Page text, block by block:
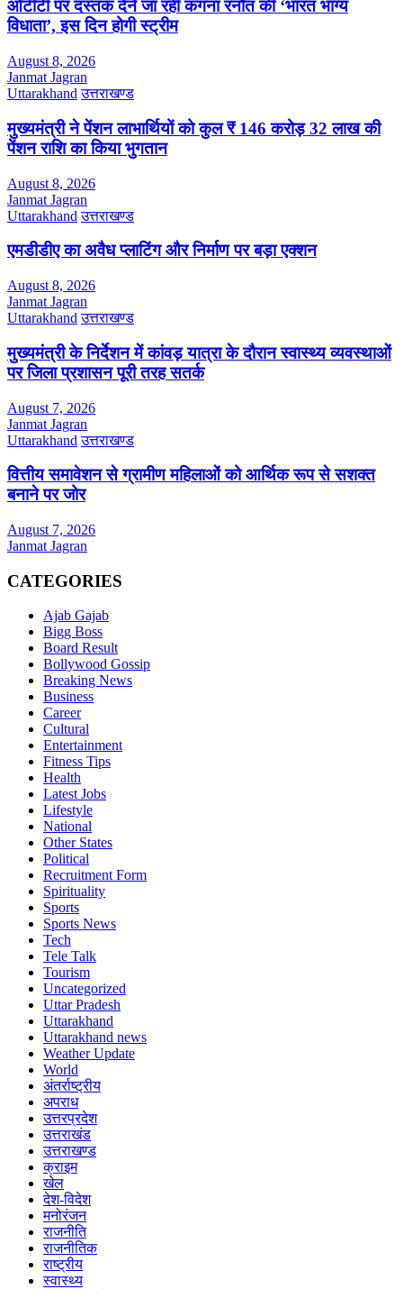
ओटीटी पर दस्तक देने जा रही कंगना रनौत की ‘भारत भाग्य
विधाता’, इस दिन होगी स्ट्रीम
August 8, 2026
Janmat Jagran
Uttarakhand उत्तराखण्ड
मुख्यमंत्री ने पेंशन लाभार्थियों को कुल ₹ 146 करोड़ 32 लाख की
पेंशन राशि का किया भुगतान
August 8, 2026
Janmat Jagran
Uttarakhand उत्तराखण्ड
एमडीडीए का अवैध प्लाटिंग और निर्माण पर बड़ा एक्शन
August 8, 2026
Janmat Jagran
Uttarakhand उत्तराखण्ड
मुख्यमंत्री के निर्देशन में कांवड़ यात्रा के दौरान स्वास्थ्य व्यवस्थाओं
पर जिला प्रशासन पूरी तरह सतर्क
August 7, 2026
Janmat Jagran
Uttarakhand उत्तराखण्ड
वित्तीय समावेशन से ग्रामीण महिलाओं को आर्थिक रूप से सशक्त
बनाने पर जोर
August 7, 2026
Janmat Jagran
CATEGORIES
Ajab Gajab
Bigg Boss
Board Result
Bollywood Gossip
Breaking News
Business
Career
Cultural
Entertainment
Fitness Tips
Health
Latest Jobs
Lifestyle
National
Other States
Political
Recruitment Form
Spirituality
Sports
Sports News
Tech
Tele Talk
Tourism
Uncategorized
Uttar Pradesh
Uttarakhand
Uttarakhand news
Weather Update
World
अंतर्राष्ट्रीय
अपराध
उत्तरप्रदेश
उत्तराखंड
उत्तराखण्ड
क्राइम
खेल
देश-विदेश
मनोरंजन
राजनीति
राजनीतिक
राष्ट्रीय
स्वास्थ्य